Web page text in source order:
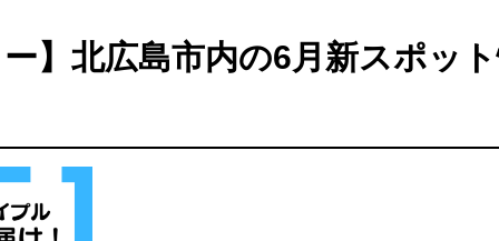
】北広島市内の6月新スポッ